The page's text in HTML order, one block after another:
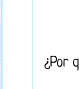
¿Por